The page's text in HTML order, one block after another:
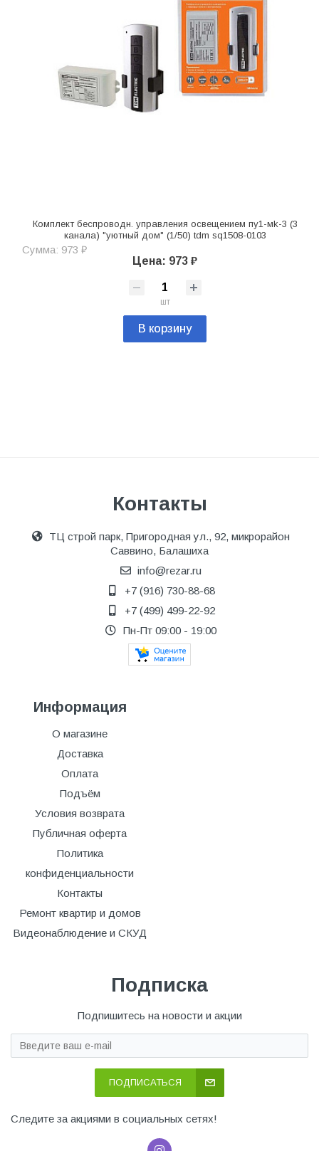
Комплект беспроводн. управления освещением пу1-мk-3 (3
канала) "уютный дом" (1/50) tdm sq1508-0103
Сумма: 973 ₽
Цена: 973 ₽
шт
В корзину
Контакты
ТЦ строй парк, Пригородная ул., 92, микрорайон
Саввино, Балашиха
info@rezar.ru
+7 (916) 730-88-68
+7 (499) 499-22-92
Пн-Пт 09:00 - 19:00
Информация
О магазине
Доставка
Оплата
Подъём
Условия возврата
Публичная оферта
Политика
конфиденциальности
Контакты
Ремонт квартир и домов
Видеонаблюдение и СКУД
Подписка
Подпишитесь на новости и акции
ПОДПИСАТЬСЯ
Следите за акциями в социальных сетях!